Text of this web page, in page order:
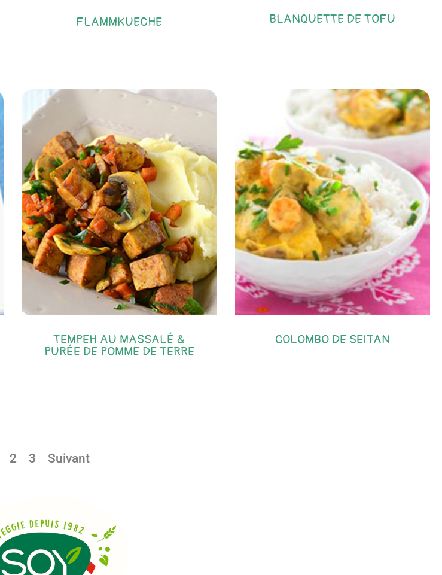
FLAMMKUECHE BLANQUETTE DE TOFU
TEMPEH AU MASSALÉ &
PURÉE DE POMME DE TERRE
COLOMBO DE SEITAN
2 3 Suivant